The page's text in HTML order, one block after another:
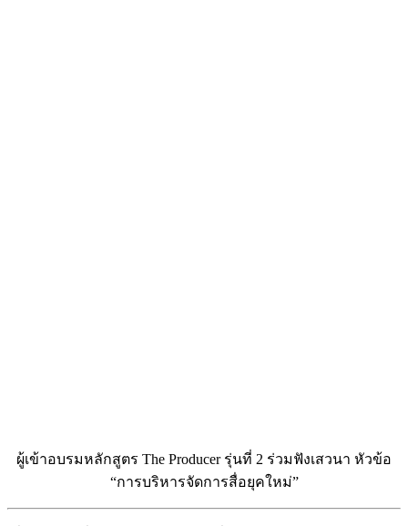
ผู้เข้าอบรมหลักสูตร The Producer รุ่นที่ 2 ร่วมฟังเสวนา หัวข้อ
“การบริหารจัดการสื่อยุคใหม่”